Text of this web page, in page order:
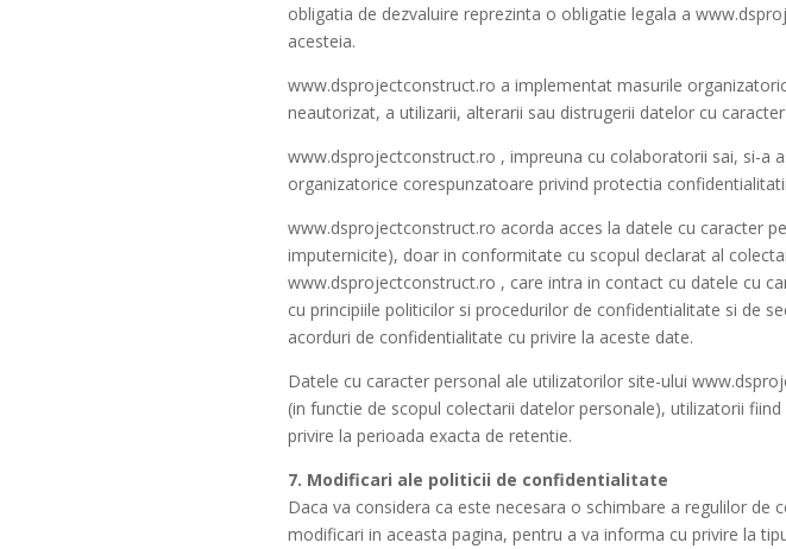
obligatia de dezvaluire reprezinta o obligatie legala a
acesteia.
www.dsprojectconstruct.ro a implementat masurile
neautorizat, a utilizarii, alterarii sau distrugerii datelor cu
www.dsprojectconstruct.ro , impreuna cu colaboratorii sai, si-a
organizatorice corespunzatoare privind protectia
www.dsprojectconstruct.ro acorda acces la datele cu caracter
imputernicite), doar in conformitate cu scopul declarat al
www.dsprojectconstruct.ro , care intra in contact cu datele cu
cu principiile politicilor si procedurilor de confidentialitate si de
acorduri de confidentialitate cu privire la aceste date.
Datele cu caracter personal ale utilizatorilor site-ului
(in functie de scopul colectarii datelor personale), utilizatorii
privire la perioada exacta de retentie.
7. Modificari ale politicii de confidentialitate
Daca va considera ca este necesara o schimbare a regulilor
modificari in aceasta pagina, pentru a va informa cu privire la